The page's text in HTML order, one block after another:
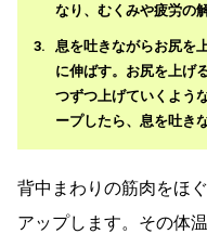
なり、むくみや疲労の
息を吐きながらお尻を
に伸ばす。お尻を上げ
つずつ上げていくよう
ープしたら、息を吐き
背中まわりの筋肉をほ
アップします。その体